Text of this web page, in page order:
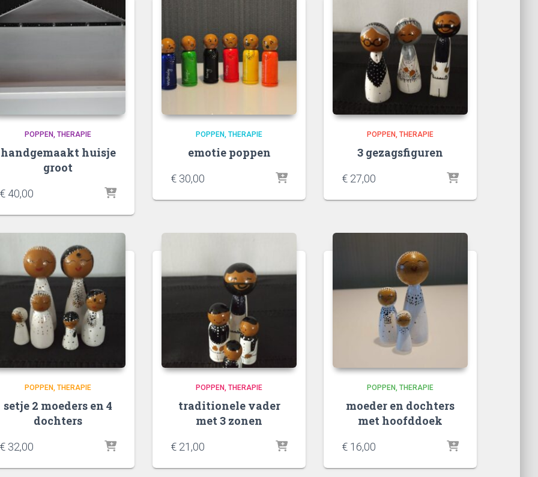
POPPEN THERAPIE
handgemaakt huisje
groot
€ 40,00
POPPEN THERAPIE
emotie poppen
€ 30,00
POPPEN THERAPIE
3 gezagsfiguren
€ 27,00
POPPEN THERAPIE
setje 2 moeders en 4
dochters
€ 32,00
POPPEN THERAPIE
traditionele vader
met 3 zonen
€ 21,00
POPPEN THERAPIE
moeder en dochters
met hoofddoek
€ 16,00